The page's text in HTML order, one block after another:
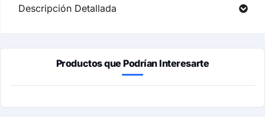
Descripción Detallada
Productos que Podrían Interesarte